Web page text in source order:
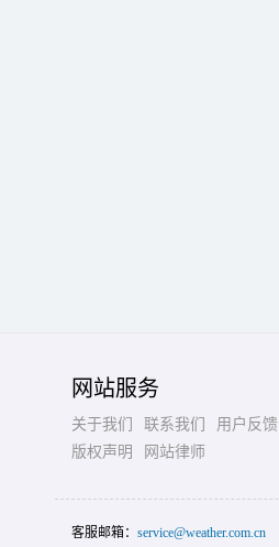
网站服务
关于我们 联系我们
用户反馈
版权声明
网站律师
客服邮箱： service@weather.com.cn